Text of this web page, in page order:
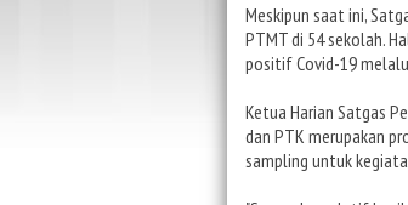
Meskipun saat ini,
PTMT di 54 sekolah.
positif Covid-19
Ketua Harian Satgas
dan PTK merupakan
sampling untuk